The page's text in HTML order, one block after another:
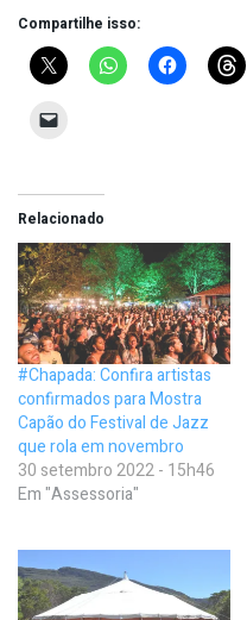
Compartilhe isso:
Relacionado
#Chapada: Confira artistas
confirmados para Mostra
Capão do Festival de Jazz
que rola em novembro
30 setembro 2022 - 15h46
Em "Assessoria"